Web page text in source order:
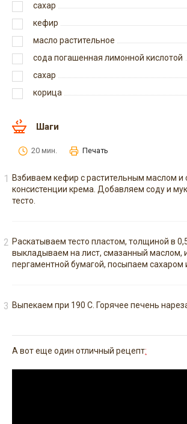
сахар
кефир
масло растительное
сода погашенная лимонной кислотой
сахар
корица
Шаги
20 мин. Печать
Взбиваем кефир с растительным маслом и
консистенции крема. Добавляем соду и
тесто.
Раскатываем тесто пластом, толщиной в
выкладываем на лист, смазанный маслом,
пергаментной бумагой, посыпаем сахаром
Выпекаем при 190 С. Горячее печень
А вот еще один отличный рецепт: